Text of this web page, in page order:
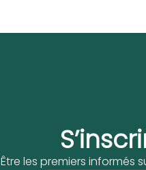
Être les premiers informés